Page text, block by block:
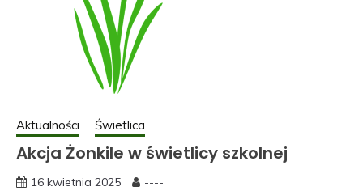
Aktualności Świetlica
Akcja Żonkile w świetlicy szkolnej
16 kwietnia 2025 ----